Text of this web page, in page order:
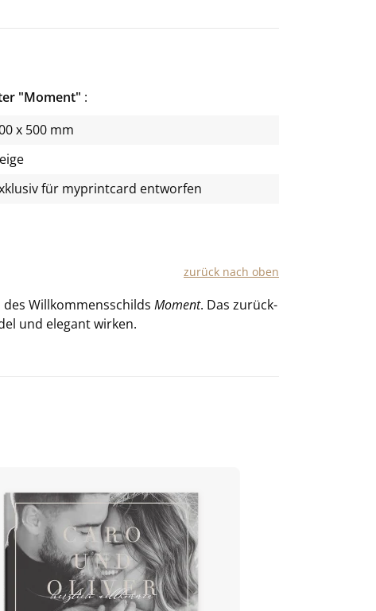
"Moment"
x 500 mm
für myprintcard entworfen
zu­rück nach oben
Will­kom­mens­schilds Mo­ment. Das zu­rück­
und ele­gant wir­ken.